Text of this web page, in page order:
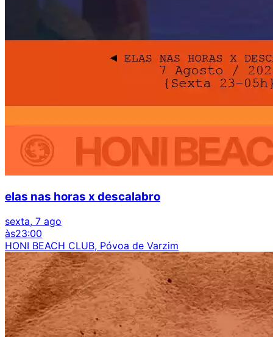
elas nas horas x descalabro
sexta, 7 ago
às23:00
HONI BEACH CLUB, Póvoa de Varzim